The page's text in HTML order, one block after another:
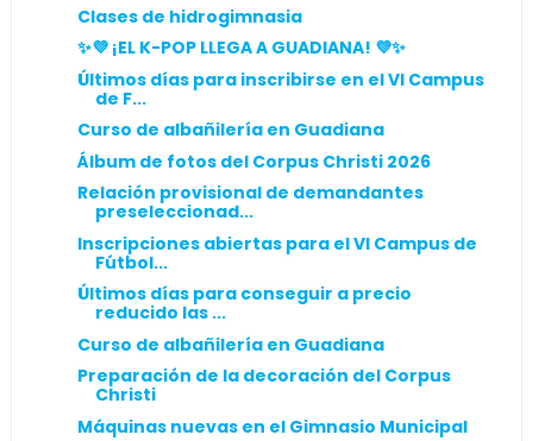
Clases de hidrogimnasia
✨💜 ¡EL K-POP LLEGA A GUADIANA! 💜✨
Últimos días para inscribirse en el VI Campus
de F...
Curso de albañilería en Guadiana
Álbum de fotos del Corpus Christi 2026
Relación provisional de demandantes
preseleccionad...
Inscripciones abiertas para el VI Campus de
Fútbol...
Últimos días para conseguir a precio
reducido las ...
Curso de albañilería en Guadiana
Preparación de la decoración del Corpus
Christi
Máquinas nuevas en el Gimnasio Municipal